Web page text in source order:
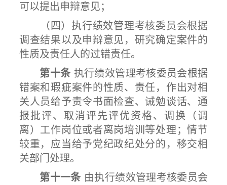
可以提出申辩意见；
（四）执行绩效管理考核委员会根据
调查结果以及申辩意见，研究确定案件的
性质及责任人的过错责任。
第十条 执行绩效管理考核委员会根据
错案和瑕疵案件的性质、责任，作出对相
关人员给予责令书面检查、诫勉谈话、通
报批评、取消评先评优资格、调换（调
离）工作岗位或者离岗培训等处理；情节
较重，应当给予党纪政纪处分的，移交相
关部门处理。
第十一条 由执行绩效管理考核委员会